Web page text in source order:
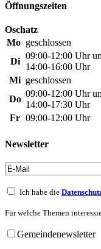
Öffnungszeiten
Oschatz
Mo geschlossen
Di
09:00-12:00 Uhr
14:00-16:00 Uhr
Mi geschlossen
Do
09:00-12:00 Uhr
14:00-17:30 Uhr
Fr 09:00-12:00 Uhr
Newsletter
Ich habe die
Für welche Themen
Gemeindenewsletter